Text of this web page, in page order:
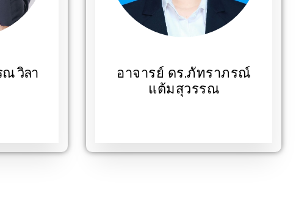
ณ วิลา อาจารย์ ดร.ภัทราภรณ์
แต้มสุวรรณ